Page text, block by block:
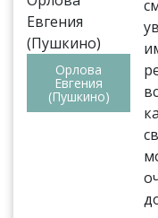
Орлова
Евгения
(Пушкино)